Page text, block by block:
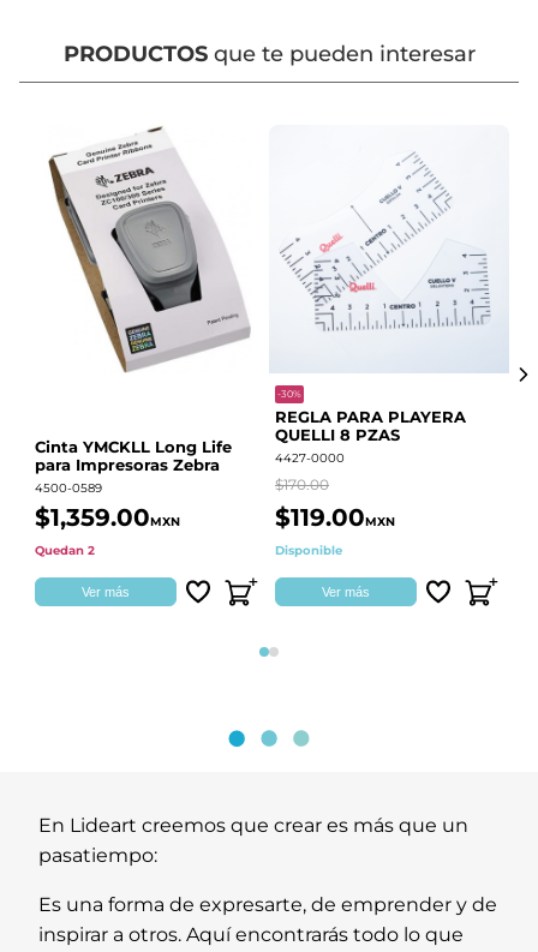
PRODUCTOSque te pueden interesar
Cinta YMCKLL Long Life
para Impresoras Zebra
4500-0589
$1,359.00MXN
Quedan 2
Ver más
-30%
REGLA PARA PLAYERA
QUELLI 8 PZAS
4427-0000
$170.00
$119.00MXN
Disponible
Ver más
Página 1
Página 2
En Lideart creemos que crear es más que un
pasatiempo:
Es una forma de expresarte, de emprender y de
inspirar a otros. Aquí encontrarás todo lo que